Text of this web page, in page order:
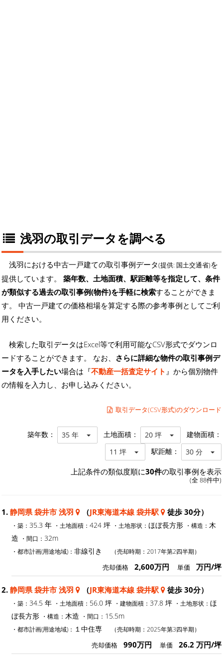
浅羽の取引データを調べる
浅羽における中古一戸建ての取引事例データ(提供: 国土交通省)を
提供しています。 築年数、土地面積、駅距離等を指定して、条件
が類似する過去の取引事例(物件)を手軽に検索することができま
す。 中古一戸建ての価格相場を算定する際の参考事例としてご利
用ください。
検索した取引データはExcel等で利用可能なCSV形式でダウンロ
ードすることができます。 なお、 さらに詳細な物件の取引事例デ
ータを入手したい場合は『不動産一括査定サイト 』から個別物件
の情報を入力し、お申し込みください。
取引データ(CSV形式)のダウンロード
築年数： 35 年 土地面積： 20 坪 建物面積：
11 坪 駅距離： 30 分
上記条件の類似度順に30件の取引事例を表示
(全 88件中)
1. 静岡県 袋井市 浅羽 （JR東海道本線 袋井駅 徒歩 30分）
・築： 35.3 年 ・土地面積： 424 坪 ・土地形状： ほぼ長方形 ・構造： 木
造
・間口： 32m
・都市計画(用途地域)： 非線引き （売却時期：2017年第2四半期）
売却価格 2,600万円 単価 万円/坪
2. 静岡県 袋井市 浅羽 （JR東海道本線 袋井駅 徒歩 30分）
・築： 34.5 年 ・土地面積： 56.0 坪 ・建物面積： 37.8 坪 ・土地形状： ほ
ぼ長方形 ・構造： 木造 ・間口： 15.5m
・都市計画(用途地域)： １中住専 （売却時期：2025年第3四半期）
売却価格 990万円 単価 26.2 万円/坪